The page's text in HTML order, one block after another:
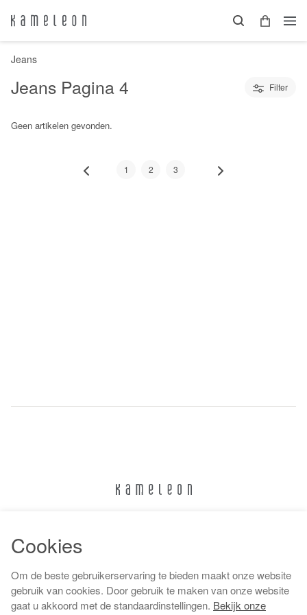
Jeans
Jeans Pagina 4 Filter
Geen artikelen gevonden.
1 2 3
Algemene voorwaarden
Cookies
Om de beste gebruikerservaring te bieden maakt onze website
gebruik van cookies. Door gebruik te maken van onze website
gaat u akkoord met de standaardinstellingen. Bekijk onze